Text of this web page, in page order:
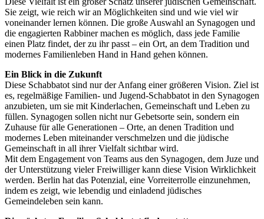
Sie zeigt, wie reich wir an Möglichkeiten sind und wie viel wir
voneinander lernen können. Die große Auswahl an Synagogen und
die engagierten Rabbiner machen es möglich, dass jede Familie
einen Platz findet, der zu ihr passt – ein Ort, an dem Tradition und
modernes Familienleben Hand in Hand gehen können.
Ein Blick in die Zukunft
Diese Schabbatot sind nur der Anfang einer größeren Vision. Ziel ist
es, regelmäßige Familien- und Jugend-Schabbatot in den Synagogen
anzubieten, um sie mit Kinderlachen, Gemeinschaft und Leben zu
füllen. Synagogen sollen nicht nur Gebetsorte sein, sondern ein
Zuhause für alle Generationen – Orte, an denen Tradition und
modernes Leben miteinander verschmelzen und die jüdische
Gemeinschaft in all ihrer Vielfalt sichtbar wird.
Mit dem Engagement von Teams aus den Synagogen, dem Juze und
der Unterstützung vieler Freiwilliger kann diese Vision Wirklichkeit
werden. Berlin hat das Potenzial, eine Vorreiterrolle einzunehmen,
indem es zeigt, wie lebendig und einladend jüdisches
Gemeindeleben sein kann.